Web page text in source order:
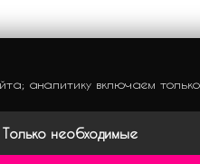
аналитику включаем
Только необходимые